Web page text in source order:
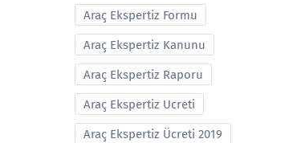
Araç Ekspertiz Formu
Araç Ekspertiz Kanunu
Araç Ekspertiz Raporu
Araç Ekspertiz Ucreti
Araç Ekspertiz Ücreti 2019